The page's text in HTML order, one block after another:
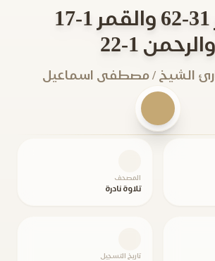
النجم 31-62 والقمر 1-17
والرحمن 1-22
الشيخ / مصطفى اسماعيل
المصحف
تلاوة نادرة
تاريخ التسجيل